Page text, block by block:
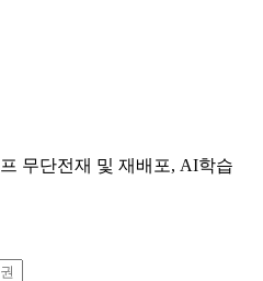
무단전재 및 재배포, AI학습